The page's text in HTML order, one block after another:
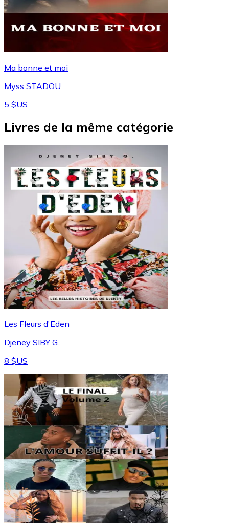
Ma bonne et moi
Myss STADOU
5 $US
Livres de la même catégorie
Les Fleurs d'Eden
Djeney SIBY G.
8 $US